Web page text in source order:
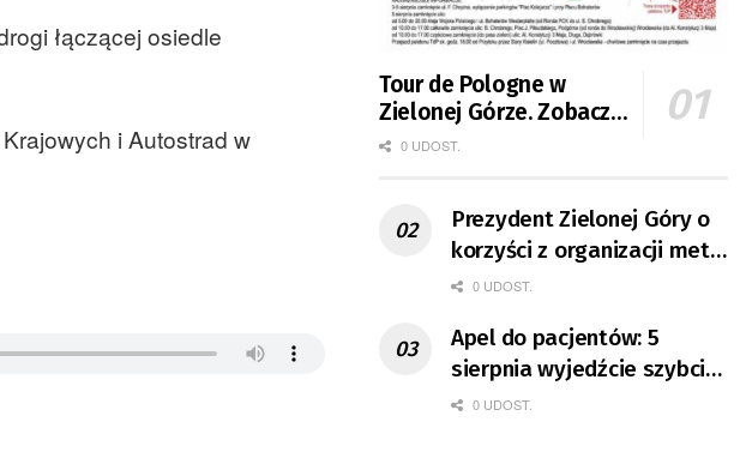
łączącej osiedle
i Autostrad w
Tour de Pologne w
Zielonej Górze. Zobacz
zmiany w organizacji
0 UDOST.
Prezydent Zielonej Góry o
korzyści z organizacji mety
Tour de Pologne
0 UDOST.
Apel do pacjentów: 5
sierpnia wyjedźcie szybciej
z domów
0 UDOST.